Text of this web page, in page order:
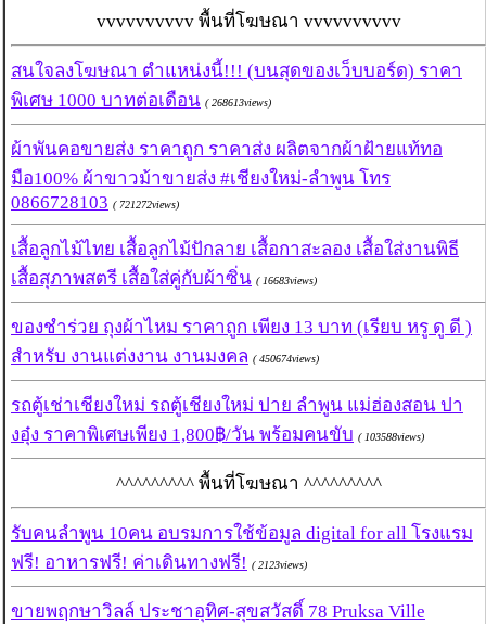
vvvvvvvvvv พื้นที่โฆษณา vvvvvvvvvv
สนใจลงโฆษณา ตำแหน่งนี้!!! (บนสุดของเว็บบอร์ด) ราคา
พิเศษ 1000 บาทต่อเดือน ( 268613views)
ผ้าพันคอขายส่ง ราคาถูก ราคาส่ง ผลิตจากผ้าฝ้ายแท้ทอ
มือ100% ผ้าขาวม้าขายส่ง #เชียงใหม่-ลำพูน โทร
0866728103 ( 721272views)
เสื้อลูกไม้ไทย เสื้อลูกไม้ปักลาย เสื้อกาสะลอง เสื้อใส่งานพิธี
เสื้อสุภาพสตรี เสื้อใส่คู่กับผ้าซิ่น ( 16683views)
ของชำร่วย ถุงผ้าไหม ราคาถูก เพียง 13 บาท (เรียบ หรู ดู ดี )
สำหรับ งานแต่งงาน งานมงคล ( 450674views)
รถตู้เช่าเชียงใหม่ รถตู้เชียงใหม่ ปาย ลำพูน แม่ฮ่องสอน ปา
งอุ๋ง ราคาพิเศษเพียง 1,800฿/วัน พร้อมคนขับ ( 103588views)
^^^^^^^^^ พื้นที่โฆษณา ^^^^^^^^^
รับคนลำพูน 10คน อบรมการใช้ข้อมูล digital for all โรงแรม
ฟรี! อาหารฟรี! ค่าเดินทางฟรี! ( 2123views)
ขายพฤกษาวิลล์ ประชาอุทิศ-สุขสวัสดิ์ 78 Pruksa Ville